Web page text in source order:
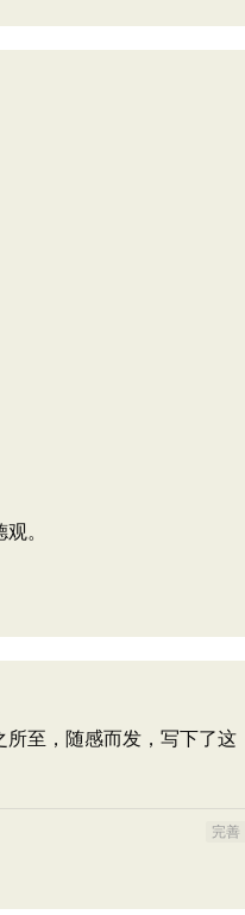
。
所至，随感而发，写下了这
完善